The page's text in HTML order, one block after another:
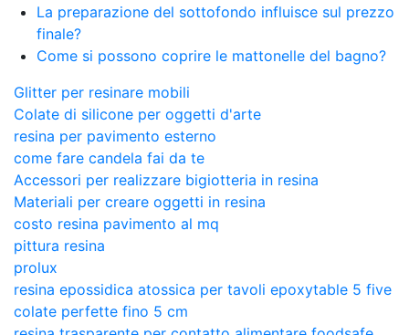
La preparazione del sottofondo influisce sul prezzo
finale?
Come si possono coprire le mattonelle del bagno?
Glitter per resinare mobili
Colate di silicone per oggetti d'arte
resina per pavimento esterno
come fare candela fai da te
Accessori per realizzare bigiotteria in resina
Materiali per creare oggetti in resina
costo resina pavimento al mq
pittura resina
prolux
resina epossidica atossica per tavoli epoxytable 5 five
colate perfette fino 5 cm